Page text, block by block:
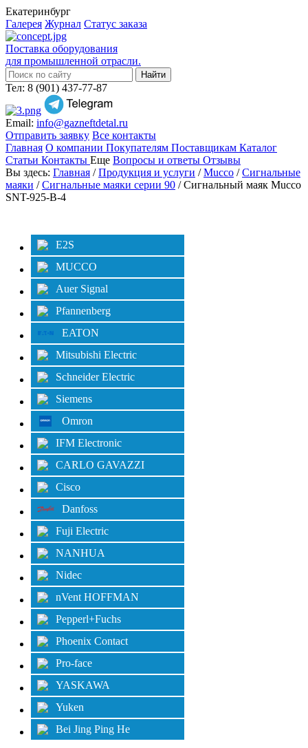
Екатеринбург
Галерея Журнал Статус заказа
Поставка оборудования
для промышленной отрасли.
Тел: 8 (901) 437-77-87
Email: info@gazneftdetal.ru
Отправить заявку Все контакты
Главная О компании Покупателям Поставщикам Каталог
Статьи Контакты Еще Вопросы и ответы Отзывы
Вы здесь: Главная /Продукция и услуги /Mucco /Сигнальные
маяки /Сигнальные маяки серии 90 / Сигнальный маяк Mucco
SNT-925-B-4
E2S
MUCCO
Auer Signal
Pfannenberg
EATON
Mitsubishi Electric
Schneider Electric
Siemens
Omron
IFM Electronic
CARLO GAVAZZI
Cisco
Danfoss
Fuji Electric
NANHUA
Nidec
nVent HOFFMAN
Pepperl+Fuchs
Phoenix Contact
Pro-face
YASKAWA
Yuken
Bei Jing Ping He